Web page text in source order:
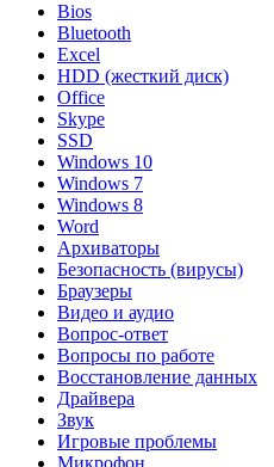
Bios
Bluetooth
Excel
HDD (жесткий диск)
Office
Skype
SSD
Windows 10
Windows 7
Windows 8
Word
Архиваторы
Безопасность (вирусы)
Браузеры
Видео и аудио
Вопрос-ответ
Вопросы по работе
Восстановление данных
Драйвера
Звук
Игровые проблемы